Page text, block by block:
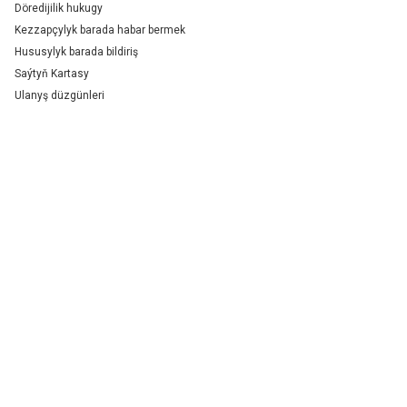
Döredijilik hukugy
Kezzapçylyk barada habar bermek
Hususylyk barada bildiriş
Saýtyň Kartasy
Ulanyş düzgünleri